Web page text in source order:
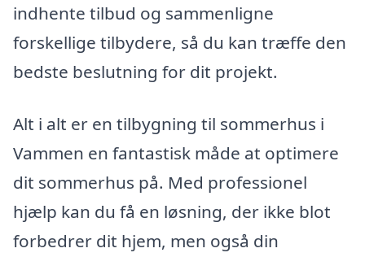
indhente tilbud og sammenligne
forskellige tilbydere, så du kan træffe den
bedste beslutning for dit projekt.
Alt i alt er en tilbygning til sommerhus i
Vammen en fantastisk måde at optimere
dit sommerhus på. Med professionel
hjælp kan du få en løsning, der ikke blot
forbedrer dit hjem, men også din